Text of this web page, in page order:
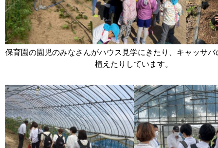
保育園の園児のみなさんがハウス見学にきたり、キャッサバ
植えたりしています。